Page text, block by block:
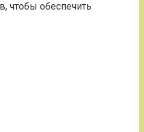
чтобы обеспечить